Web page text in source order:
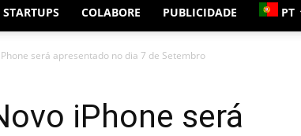
STARTUPS COLABORE PUBLICIDADE PT
será apresentado no dia 7 de Setembro
iPhone será